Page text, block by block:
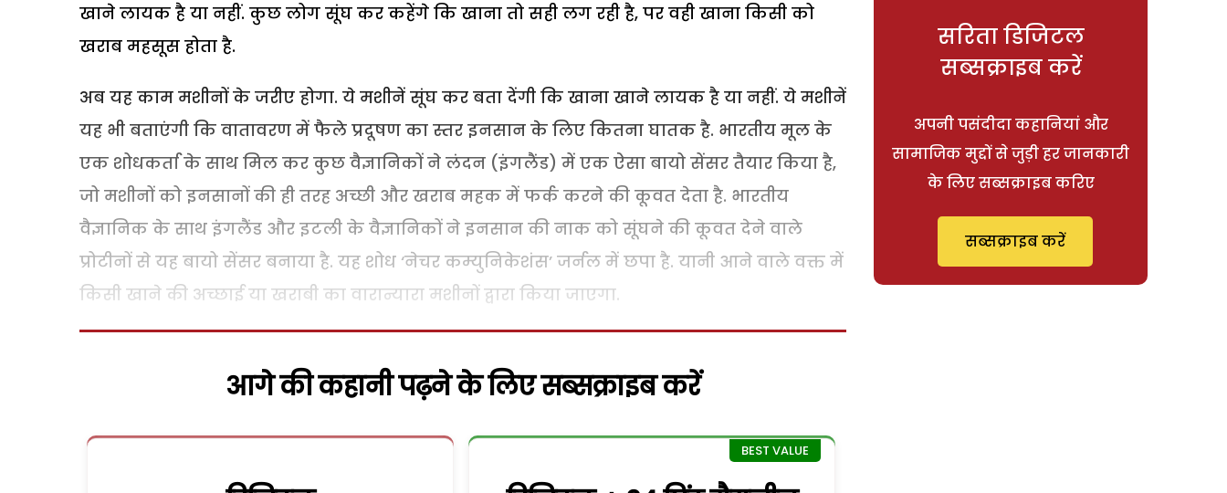
खाने लायक है या नहीं. कुछ लोग सूंघ कर कहेंगे कि खाना तो सही लग रही है, पर वही खाना किसी को
खराब महसूस होता है.
अब यह काम मशीनों के जरीए होगा. ये मशीनें सूंघ कर बता देंगी कि खाना खाने लायक है या नहीं. ये मशीनें
यह भी बताएंगी कि वातावरण में फैले प्रदूषण का स्तर इनसान के लिए कितना घातक है. भारतीय मूल के
एक शोधकर्ता के साथ मिल कर कुछ वैज्ञानिकों ने लंदन (इंगलैंड) में एक ऐसा बायो सेंसर तैयार किया है,
जो मशीनों को इनसानों की ही तरह अच्छी और खराब महक में फर्क करने की कूवत देता है. भारतीय
वैज्ञानिक के साथ इंगलैंड और इटली के वैज्ञानिकों ने इनसान की नाक को सूंघने की कूवत देने वाले
प्रोटीनों से यह बायो सेंसर बनाया है. यह शोध ‘नेचर कम्युनिकेशंस’ जर्नल में छपा है. यानी आने वाले वक्त में
किसी खाने की अच्छाई या खराबी का वारान्यारा मशीनों द्वारा किया जाएगा.
आगे की कहानी पढ़ने के लिए सब्सक्राइब करें
सरिता डिजिटल
सब्सक्राइब करें
अपनी पसंदीदा कहानियां और
सामाजिक मुद्दों से जुड़ी हर जानकारी
के लिए सब्सक्राइब करिए
सब्सक्राइब करें